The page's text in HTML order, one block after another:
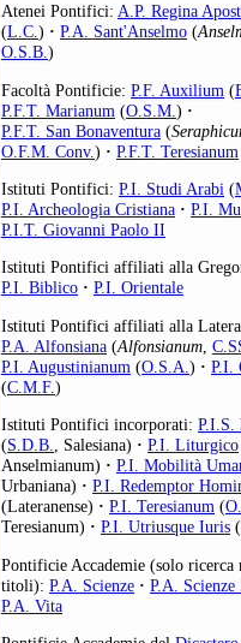
Atenei Pontifici: A.P. Regina
(L.C. ) · P.A. Sant'Anselmo (
O.S.B. )
Facoltà Pontificie: P.F. Auxilium (
P.F.T. Marianum (O.S.M. ) ·
P.F.T. San Bonaventura (
O.F.M. Conv.) · P.F.T. Teresianum
Istituti Pontifici: P.I. Studi Arabi (
P.I. Archeologia Cristiana · P.I.
P.I.T. Giovanni Paolo II
Istituti Pontifici affiliati alla
P.I. Biblico · P.I. Orientale
Istituti Pontifici affiliati alla
P.A. Alfonsiana (Alfonsianum
P.I. Augustinianum (O.S.A. ) · P.I.
(C.M.F.)
Istituti Pontifici incorporati: P.I.S.
(S.D.B. , Salesiana) · P.I. Liturgico
Anselmianum) · P.I. Mobilità
Urbaniana) · P.I. Redemptor
(Lateranense) · P.I. Teresianum (
Teresianum) · P.I. Utriusque Iuris
Pontificie Accademie (solo ricerca
titoli): P.A. Scienze · P.A. Scienze
P.A. Vita